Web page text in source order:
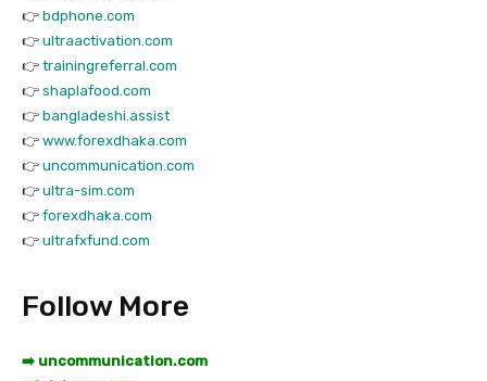
👉 bdphone.com
👉 ultraactivation.com
👉 trainingreferral.com
👉 shaplafood.com
👉 bangladeshi.assist
👉 www.forexdhaka.com
👉 uncommunication.com
👉 ultra-sim.com
👉 forexdhaka.com
👉 ultrafxfund.com
Follow More
➡️ uncommunication.com